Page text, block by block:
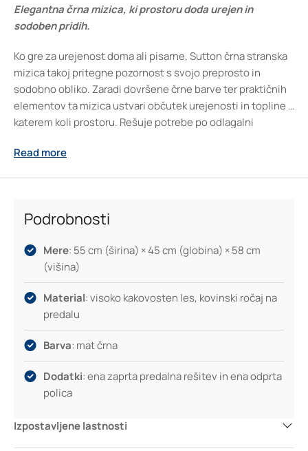
Elegantna črna mizica, ki prostoru doda urejen in
sodoben pridih.
Ko gre za urejenost doma ali pisarne, Sutton črna stranska
mizica takoj pritegne pozornost s svojo preprosto in
sodobno obliko. Zaradi dovršene črne barve ter praktičnih
elementov ta mizica ustvari občutek urejenosti in topline v
katerem koli prostoru. Rešuje potrebe po odlagalni
notranje opreme. Posebej priročna je kot spremljevalka
Read more
Podrobnosti
Mere: 55 cm (širina) × 45 cm (globina) × 58 cm
(višina)
Material: visoko kakovosten les, kovinski ročaj na
predalu
Barva: mat črna
Dodatki: ena zaprta predalna rešitev in ena odprta
polica
Izpostavljene lastnosti